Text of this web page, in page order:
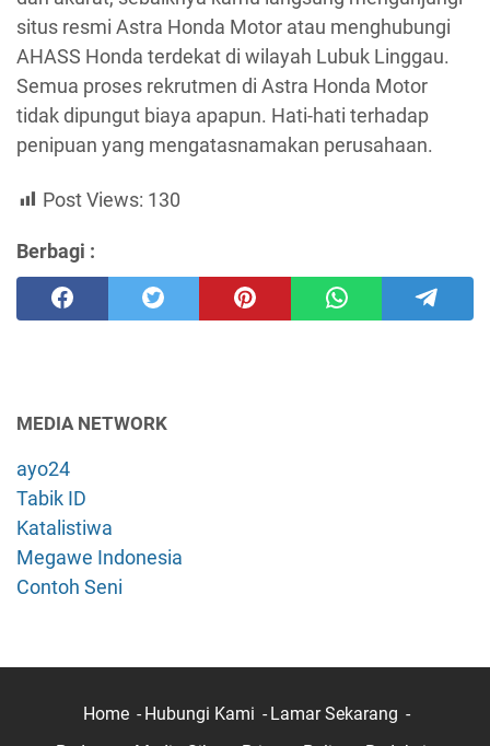
situs resmi Astra Honda Motor atau menghubungi
AHASS Honda terdekat di wilayah Lubuk Linggau.
Semua proses rekrutmen di Astra Honda Motor
tidak dipungut biaya apapun. Hati-hati terhadap
penipuan yang mengatasnamakan perusahaan.
Post Views: 130
Berbagi :
MEDIA NETWORK
ayo24
Tabik ID
Katalistiwa
Megawe Indonesia
Contoh Seni
Home Hubungi Kami
Lamar Sekarang